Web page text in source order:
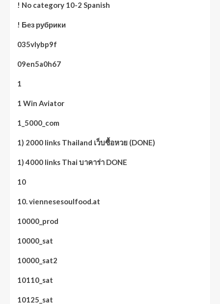
! No category 10-2 Spanish
! Без рубрики
035vlybp9f
09en5a0h67
1
1 Win Aviator
1_5000_com
1) 2000 links Thailand เว็บซื้อหวย (DONE)
1) 4000 links Thai บาคาร่า DONE
10
10. viennesesoulfood.at
10000_prod
10000_sat
10000_sat2
10110_sat
10125_sat